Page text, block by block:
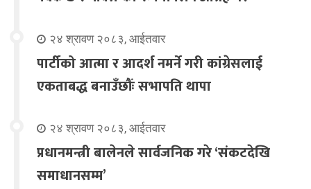
२४ श्रावण २०८३, आईतवार
पार्टीको आत्मा र आदर्श नमर्ने गरी कांग्रेसलाई
एकताबद्ध बनाउँछौंः सभापति थापा
२४ श्रावण २०८३, आईतवार
प्रधानमन्त्री बालेनले सार्वजनिक गरे ‘संकटदेखि
समाधानसम्म’